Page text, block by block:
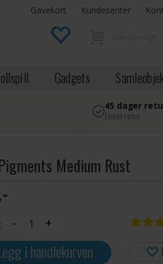
Gavekort Kundesenter
Gadgets
45 dager
Enkel retur
Medium Rust
- +
i handlekurven